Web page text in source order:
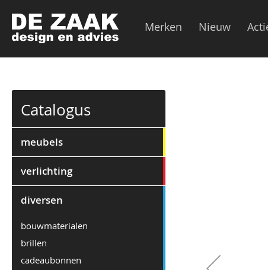
Merken Nieuw
Catalogus
meubels
verlichting
diversen
bouwmaterialen
brillen
cadeaubonnen